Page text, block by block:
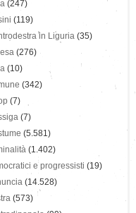
(247)
(119)
in Liguria (35)
(276)
(10)
(342)
(7)
(7)
(5.581)
(1.402)
e progressisti (19)
(14.528)
(573)